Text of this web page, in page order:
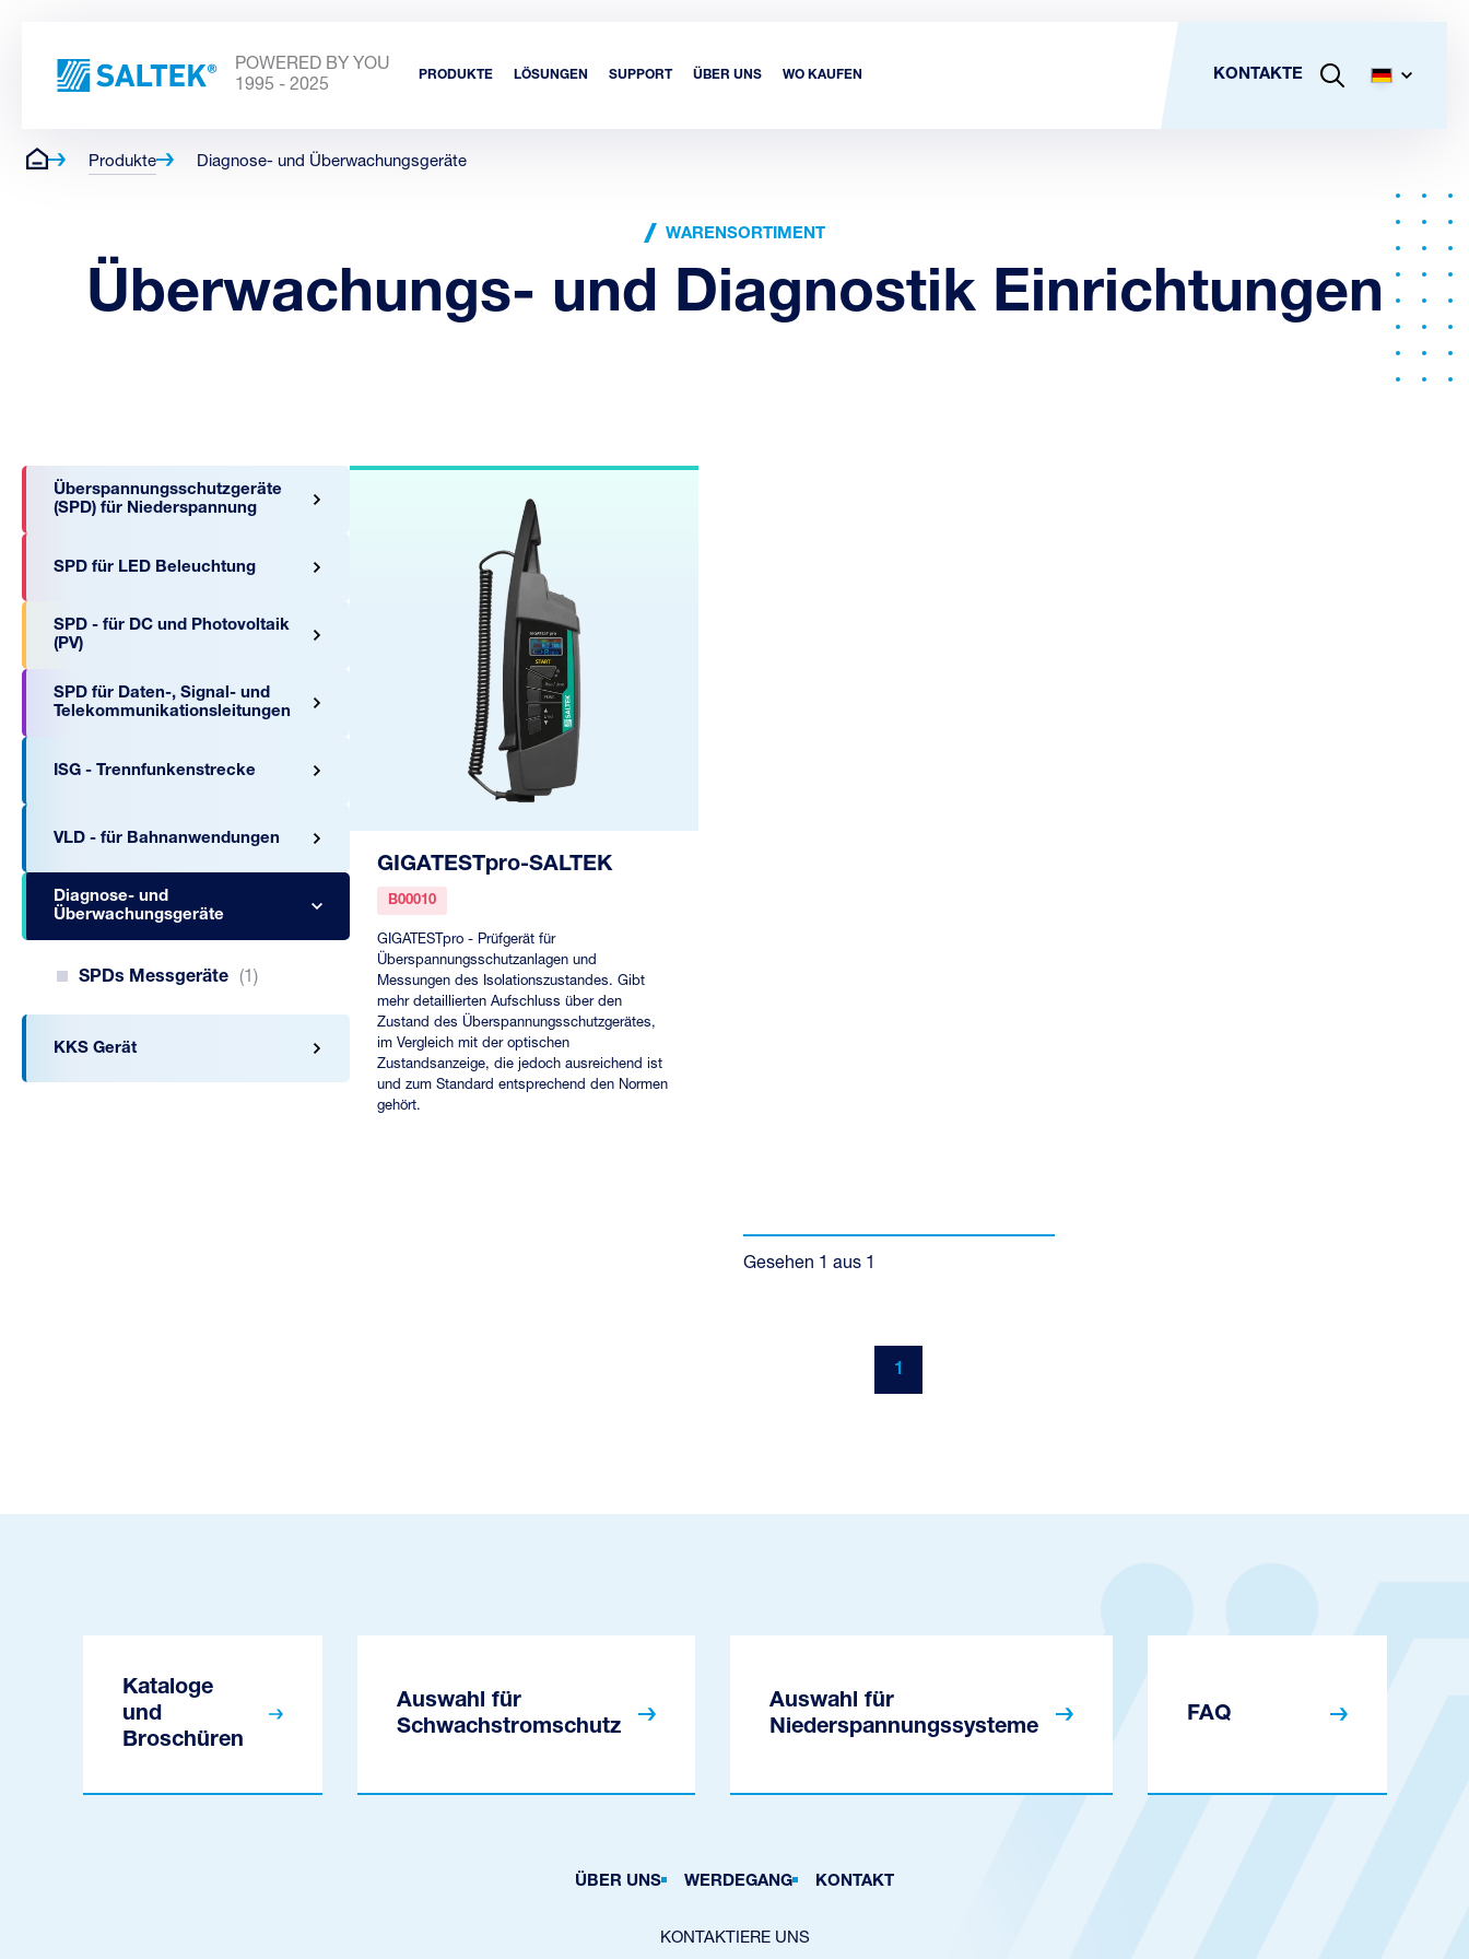
POWERED BY YOU
1995 - 2025
PRODUKTE LÖSUNGEN SUPPORT ÜBER UNS WO KAUFEN KONTAKTE
Produkte Diagnose- und Überwachungsgeräte
WARENSORTIMENT
Überwachungs- und Diagnostik Einrichtungen
Überspannungsschutzgeräte
(SPD) für Niederspannung
SPD für LED Beleuchtung
SPD - für DC und Photovoltaik
(PV)
SPD für Daten-, Signal- und
Telekommunikationsleitungen
ISG - Trennfunkenstrecke
VLD - für Bahnanwendungen
Diagnose- und
Überwachungsgeräte
SPDs Messgeräte (1)
KKS Gerät
GIGATESTpro-SALTEK
B00010
GIGATESTpro - Prüfgerät für
Überspannungsschutzanlagen und
Messungen des Isolationszustandes. Gibt
mehr detaillierten Aufschluss über den
Zustand des Überspannungsschutzgerätes,
im Vergleich mit der optischen
Zustandsanzeige, die jedoch ausreichend ist
und zum Standard entsprechend den Normen
gehört.
Gesehen 1 aus 1
1
Kataloge
und
Broschüren
Auswahl für
Schwachstromschutz
Auswahl für
Niederspannungssysteme
FAQ
ÜBER UNS WERDEGANG KONTAKT
KONTAKTIERE UNS